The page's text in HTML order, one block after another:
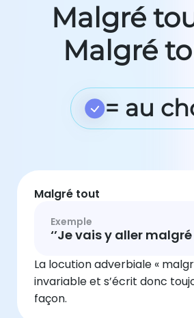
Malgré
Malgré
= au
Malgré tout
Exemple
‘’Je vais y aller malgré
La locution adverbiale «
invariable et s’écrit donc
façon.